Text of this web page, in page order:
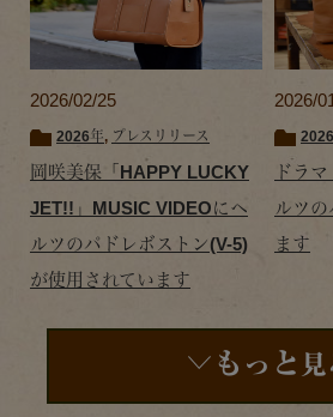
2026/02/25
2026年, プレスリリース
岡咲美保「HAPPY LUCKY
JET!!」MUSIC VIDEOにヘ
ルツのパドレボストン(V-5)
が使用されています
2026/
ドラ
ルツ
ます
もっと 見